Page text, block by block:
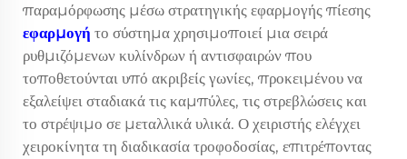
παραμόρφωσης μέσω στρατηγικής εφαρμογής πίεσης
εφαρμογή το σύστημα χρησιμοποιεί μια σειρά
ρυθμιζόμενων κυλίνδρων ή αντισφαιρών που
τοποθετούνται υπό ακριβείς γωνίες, προκειμένου να
εξαλείψει σταδιακά τις καμπύλες, τις στρεβλώσεις και
το στρέψιμο σε μεταλλικά υλικά. Ο χειριστής ελέγχει
χειροκίνητα τη διαδικασία τροφοδοσίας, επιτρέποντας